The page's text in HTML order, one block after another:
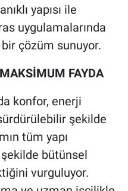
yapısı ile
uygulamalarında
çözüm sunuyor.
FAYDA
konfor, enerji
şekilde
tüm yapı
bütünsel
vurguluyor.